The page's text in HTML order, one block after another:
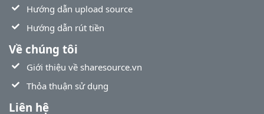
Hướng dẫn upload source
Hướng dẫn rút tiền
Về chúng tôi
Giới thiệu về sharesource.vn
Thỏa thuận sử dụng
Liên hệ